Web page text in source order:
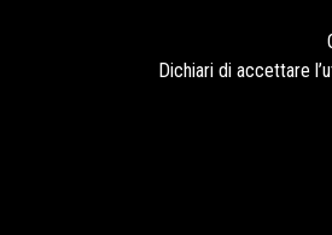
Dichiari di accettare